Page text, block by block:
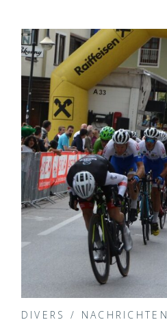
DIVERS / NACHRICHTEN